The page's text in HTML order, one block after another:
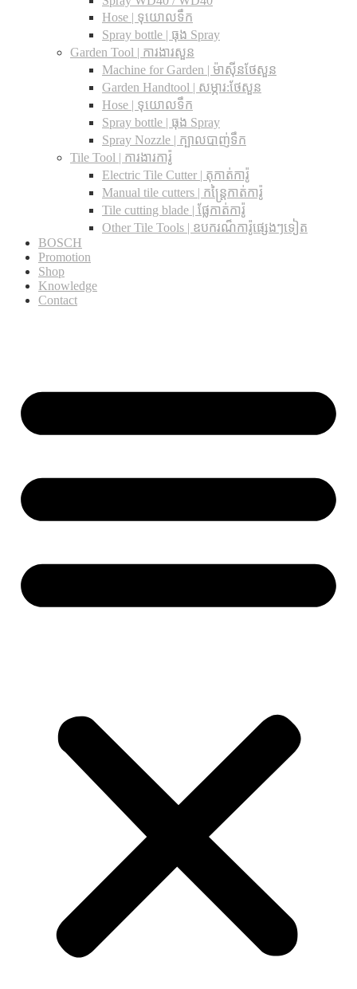
Hose | ទុយោលទឹក
Spray bottle | ធុង Spray
Garden Tool | ការងារសួន
Machine for Garden | ម៉ាស៊ីនថែសួន
Garden Handtool | សម្ភារ:ថែសួន
Hose | ទុយោលទឹក
Spray bottle | ធុង Spray
Spray Nozzle | ក្បាលបាញ់ទឹក
Tile Tool | ការងារការ៉ូ
Electric Tile Cutter | តុកាត់ការ៉ូ
Manual tile cutters | កន្ត្រៃកាត់ការ៉ូ
Tile cutting blade | ផ្លែកាត់ការ៉ូ
Other Tile Tools | ឧបករណ៏ការ៉ូផ្សេងៗទៀត
BOSCH
Promotion
Shop
Knowledge
Contact